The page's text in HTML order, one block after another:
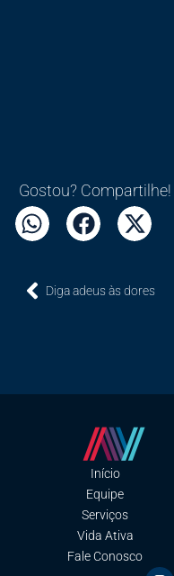
Gostou? Compartilhe!
Diga adeus às dores
Início
Equipe
Serviços
Vida Ativa
Fale Conosco